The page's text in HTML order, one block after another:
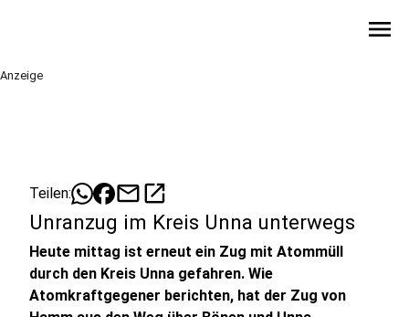
menu
Anzeige
Teilen: mailopen_in_new
Unranzug im Kreis Unna unterwegs
Heute mittag ist erneut ein Zug mit Atommüll
durch den Kreis Unna gefahren. Wie
Atomkraftgegener berichten, hat der Zug von